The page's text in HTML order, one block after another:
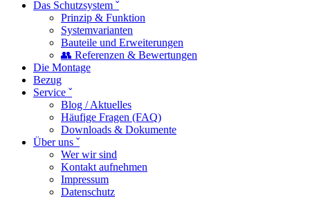
Das Schutzsystem ˇ
Prinzip & Funktion
Systemvarianten
Bauteile und Erweiterungen
👥 Referenzen & Bewertungen
Die Montage
Bezug
Service ˇ
Blog / Aktuelles
Häufige Fragen (FAQ)
Downloads & Dokumente
Über uns ˇ
Wer wir sind
Kontakt aufnehmen
Impressum
Datenschutz